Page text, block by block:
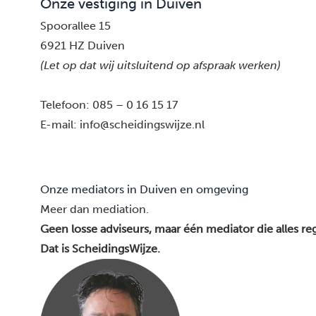
Onze vestiging in Duiven
Spoorallee 15
6921 HZ Duiven
(Let op dat wij uitsluitend op afspraak werken)
Telefoon: 085 – 0 16 15 17
E-mail: info@scheidingswijze.nl
Onze mediators in Duiven en omgeving
Meer dan mediation.
Geen losse adviseurs, maar één mediator die alles
Dat is ScheidingsWijze.